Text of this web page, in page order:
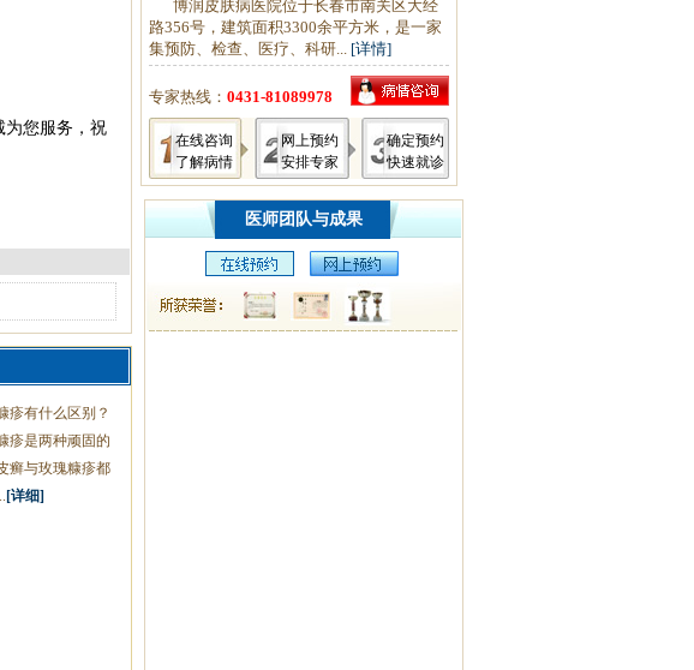
为您服务，祝
疹有什么区别？
疹是两种顽固的
癣与玫瑰糠疹都
[详细]
博润皮肤病医院位于长春市南关区大经
路356号，建筑面积3300余平方米，是一家
集预防、检查、医疗、科研... [详情]
专家热线： 0431-81089978
在线咨询
了解病情
网上预约
安排专家
确定预约
快速就诊
医师团队与成果